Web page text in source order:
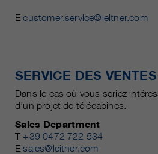
Ecustomer.service@leitner.com
SERVICE DES VENTES
Dans le cas où vous seriez
d'un projet de télécabines.
Sales Department
T +39 0472 722 534
Esales@leitner.com